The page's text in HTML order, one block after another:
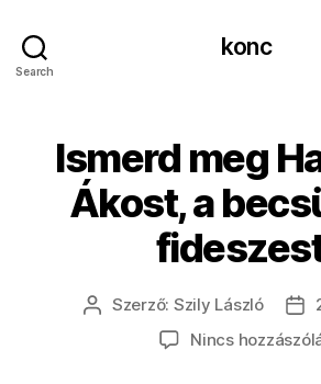
Search
konc
Ismerd meg
Ákost, a
Bejegyzés
Szerző: Szily László
Nincs